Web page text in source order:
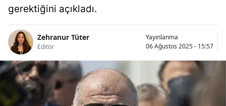
gerektiğini açıkladı.
Zehranur Tüter
Editör
Yayınlanma
06 Ağustos 2025 - 15:57